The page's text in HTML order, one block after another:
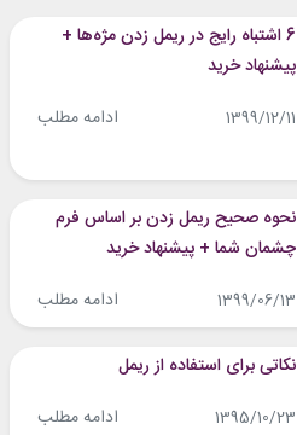
6 اشتباه رایج در ریمل زدن مژه‌ها +
پیشنهاد خرید
1399/12/11 ادامه مطلب
نحوه صحیح ریمل زدن بر اساس فرم
چشمان شما + پیشنهاد خرید
1399/06/13 ادامه مطلب
نکاتی برای استفاده از ریمل
1395/10/23 ادامه مطلب